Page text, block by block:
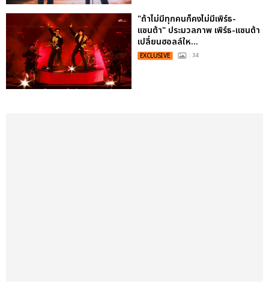
"ถ้าไม่มีทุกคนก็คงไม่มีเพิร์ธ-
แซนต้า" ประมวลภาพ เพิร์ธ-แซนต้า
เปลี่ยนฮอลล์ให...
EXCLUSIVE : 34